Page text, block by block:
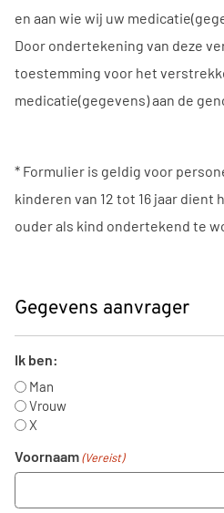
en aan wie wij uw
Door ondertekening van deze
toestemming voor het
medicatie(gegevens) aan de
* Formulier is geldig voor
kinderen van 12 tot 16 jaar dient
ouder als kind ondertekend te
Gegevens aanvrager
Ik ben:
Man
Vrouw
X
Voornaam (Vereist)